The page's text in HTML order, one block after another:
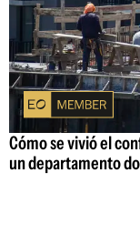
Cómo se vivió el
un departamento